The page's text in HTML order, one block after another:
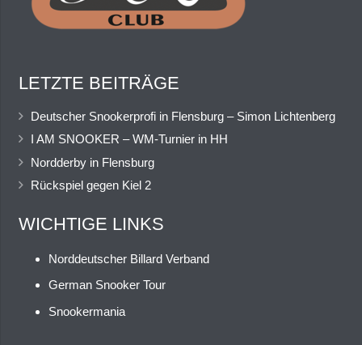
LETZTE BEITRÄGE
Deutscher Snookerprofi in Flensburg – Simon Lichtenberg
I AM SNOOKER – WM-Turnier in HH
Nordderby in Flensburg
Rückspiel gegen Kiel 2
WICHTIGE LINKS
Norddeutscher Billard Verband
German Snooker Tour
Snookermania